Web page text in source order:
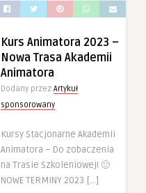
Kurs Animatora 2023 –
Nowa Trasa Akademii
Animatora
Dodany przez Artykuł
sponsorowany
Kursy Stacjonarne Akademii
Animatora – Do zobaczenia
na Trasie Szkoleniowej! 🙂
NOWE TERMINY 2023 […]